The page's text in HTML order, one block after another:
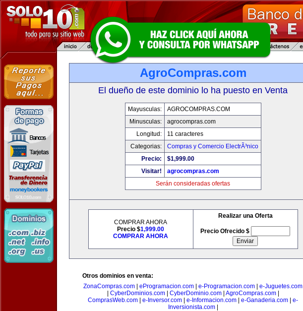
AgroCompras.com
El dueño de este dominio lo ha puesto en Venta
Mayusculas:
AGROCOMPRAS.COM
Minusculas:
agrocompras.com
Longitud:
11 caracteres
Categorias:
Compras y Comercio ElectrÃ³nico
Precio:
$1,999.00
Visitar!
agrocompras.com
Serán consideradas ofertas
COMPRAR AHORA
Precio $1,999.00
COMPRAR AHORA
Realizar una Oferta
Precio Ofrecido $
Otros dominios en venta:
ZonaCompras.com
eProgramacion.com e-Programacion.com
e-Juguetes.com
CyberDominios.com| CyberDominio.com| AgroCompras.com|
ComprasWeb.com
e-Inversor.com e-Informacion.com e-Ganaderia.com
e-
Inversionista.com|